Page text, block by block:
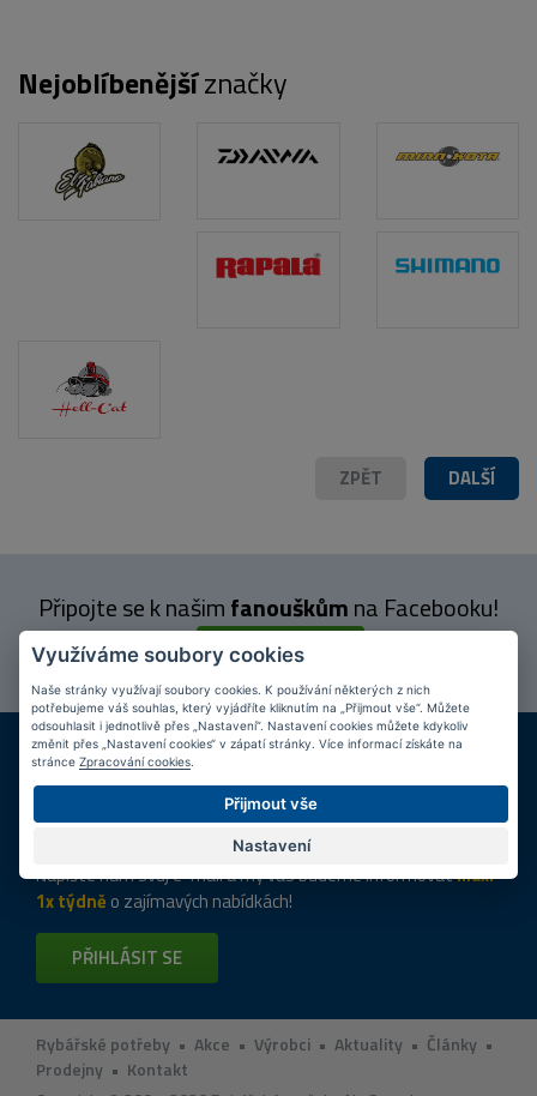
Nejoblíbenějšíznačky
DALŠÍ
ZPĚT
Připojte se k našimfanouškůmna Facebooku!
PŘIPOJIT SE
DOPRAVA ZDARMA
Při nákupu nad 2 000 Kč
KAMENNÉ PRODEJNY
Tipyk nákupu
Napište nám svůj e-mail a my vás budeme informovatmax.
1x týdně o zajímavých nabídkách!
PŘIHLÁSIT SE
Rybářské potřeby • Akce • Výrobci • Aktuality • Články •
Prodejny • Kontakt
Využíváme soubory cookies
Naše stránky využívají soubory cookies. K používání některých z nich
potřebujeme váš souhlas, který vyjádříte kliknutím na „Přijmout vše“. Můžete
odsouhlasit i jednotlivě přes „Nastavení“. Nastavení cookies můžete kdykoliv
změnit přes „Nastavení cookies“ v zápatí stránky. Více informací získáte na
stránce Zpracování cookies
Přijmout vše
Nastavení